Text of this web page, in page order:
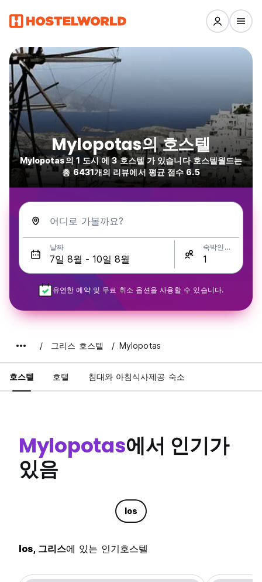
Mylopotas의 호스텔
Mylopotas의 1 도시 에 3 호스텔 가 있습니다 호스텔월드는
총 6431개의 리뷰에서 평균 점수 6.5
어디로 가볼까요?
날짜 숙박인원
유연한 예약 및 무료 취소 옵션을 사용할 수 있습니다.
그리스 호스텔 Mylopotas
호스텔 호텔 침대와 아침식사제공 숙소
Mylopotas에서 인기가
있음
Ios
Ios, 그리스에 있는 인기호스텔